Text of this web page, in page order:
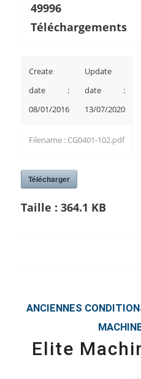
49996
Téléchargements
Create
date :
08/01/2016
Update
date :
13/07/2020
Filename : CG0401-102.pdf
Télécharger
Taille : 364.1 KB
ANCIENNES
Elite